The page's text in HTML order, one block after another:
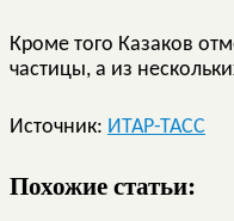
Кроме того Казаков
частицы, а из
Источник: ИТАР-ТАСС
Похожие статьи: